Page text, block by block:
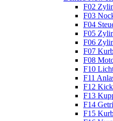
F02
F03
F04
F05
F06
F07
F08
F10
F11
F12
F13
F14
F15